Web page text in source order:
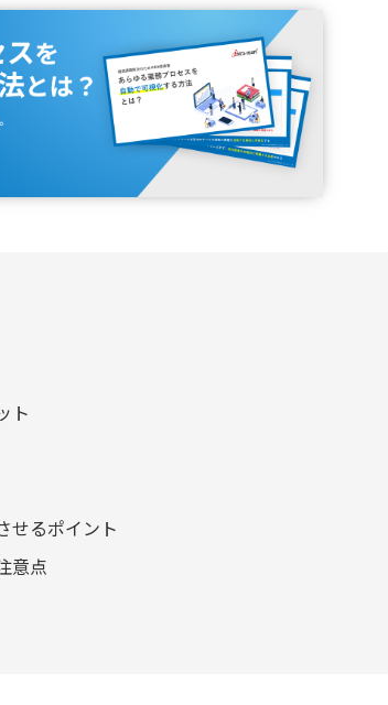
ト
せるポイント
意点